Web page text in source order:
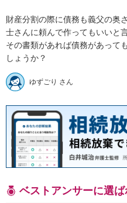
財産分割の際に債務も義父の奥
士さんに頼んで作ってもいいと
その書類があれば債務があって
しょうか？
ゆずごり さん
ベストアンサーに選